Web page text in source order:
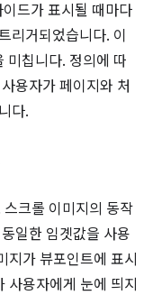
드가 표시될 때마다
리거되었습니다. 이
미칩니다. 정의에 따
용자가 페이지와 처
다.
크롤 이미지의 동작
일한 임곗값을 사용
지가 뷰포인트에 표시
사용자에게 눈에 띄지